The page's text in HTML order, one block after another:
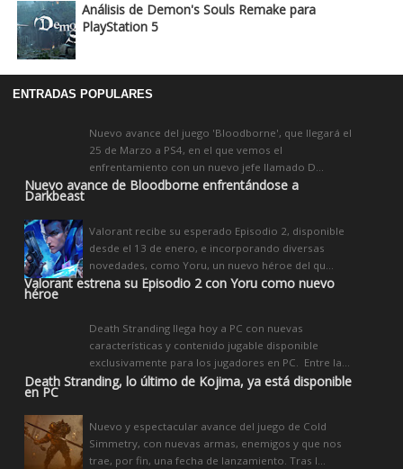
Análisis de Demon's Souls Remake para
PlayStation 5
ENTRADAS POPULARES
Nuevo avance de Bloodborne enfrentándose a
Darkbeast
Nuevo avance del juego 'Bloodborne', que llegará el
25 de Marzo a PS4, en el que vemos el
enfrentamiento con un nuevo jefe llamado D...
Valorant estrena su Episodio 2 con Yoru como nuevo
héroe
Valorant recibe su esperado Episodio 2, disponible
desde el 13 de enero, e incorporando diversas
novedades, como Yoru, un nuevo héroe del qu...
Death Stranding, lo último de Kojima, ya está disponible
en PC
Death Stranding llega hoy a PC con nuevas
características y contenido jugable disponible
exclusivamente para los jugadores en PC. Entre la...
Nuevo y espectacular avance del juego de Cold
Simmetry, con nuevas armas, enemigos y que nos
trae, por fin, una fecha de lanzamiento. Tras l...